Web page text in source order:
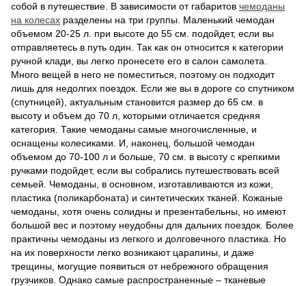
собой в путешествие. В зависимости от габаритов чемоданы
на колесах разделены на три группы. Маленький чемодан
объемом 20-25 л. при высоте до 55 см. подойдет, если вы
отправляетесь в путь один. Так как он относится к категории
ручной клади, вы легко пронесете его в салон самолета.
Много вещей в него не поместиться, поэтому он подходит
лишь для недолгих поездок. Если же вы в дороге со спутником
(спутницей), актуальным становится размер до 65 см. в
высоту и объем до 70 л, которыми отличается средняя
категория. Такие чемоданы самые многочисленные, и
оснащены колесиками. И, наконец, большой чемодан
объемом до 70-100 л и больше, 70 см. в высоту с крепкими
ручками подойдет, если вы собрались путешествовать всей
семьей. Чемоданы, в основном, изготавливаются из кожи,
пластика (поликарбоната) и синтетических тканей. Кожаные
чемоданы, хотя очень солидны и презентабельны, но имеют
большой вес и поэтому неудобны для дальних поездок. Более
практичны чемоданы из легкого и долговечного пластика. Но
на их поверхности легко возникают царапины, и даже
трещины, могущие появиться от небрежного обращения
грузчиков. Однако самые распространенные – тканевые